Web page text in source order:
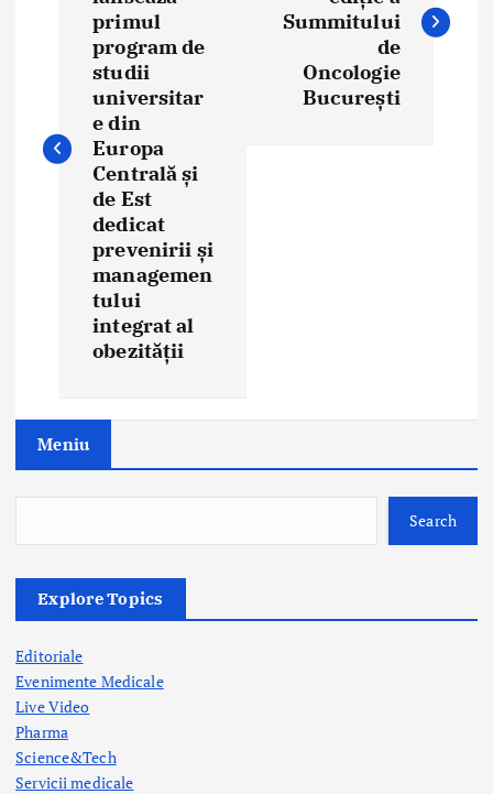
a
o
n
primul
program de
studii
universitar
e din
Europa
Centrală și
de Est
dedicat
prevenirii și
managemen
tului
integrat al
obezității
Summitului
de
Oncologie
București
Meniu
Search
Explore Topics
Editoriale
Evenimente Medicale
Live Video
Pharma
Science&Tech
Servicii medicale